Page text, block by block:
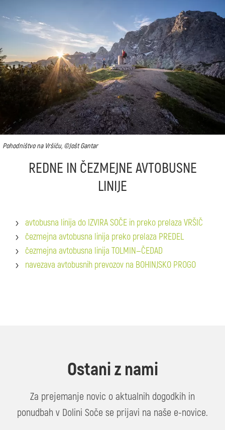
Pohodništvo na Vršiču, ©Jošt Gantar
REDNE IN ČEZMEJNE AVTOBUSNE
LINIJE
avtobusna linija do IZVIRA SOČE in preko prelaza VRŠIČ
čezmejna avtobusna linija preko prelaza PREDEL
čezmejna avtobusna linija TOLMIN—ČEDAD
navezava avtobusnih prevozov na BOHINJSKO PROGO
Ostani z nami
Za prejemanje novic o aktualnih dogodkih in
ponudbah v Dolini Soče se prijavi na naše e-novice.